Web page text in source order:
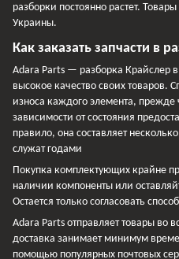
разборки постоянно растет.
Украины.
Как заказать запчасти в
Adara Parts — разборка Крайслер в
высокое качество своих товаров.
износа каждого элемента, прежде
зависимости от состояния
правило, она составляет
служат годами
Покупка комплектующих крайне
наличии компоненты или
Остается только согласовать
Adara Parts отправляет товары во
доставка занимает минимум
помощью популярных почтовых